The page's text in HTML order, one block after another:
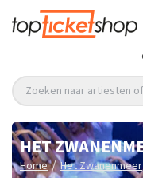
Zoeken naar artiesten
HET
Home / Het Zwanenmeer